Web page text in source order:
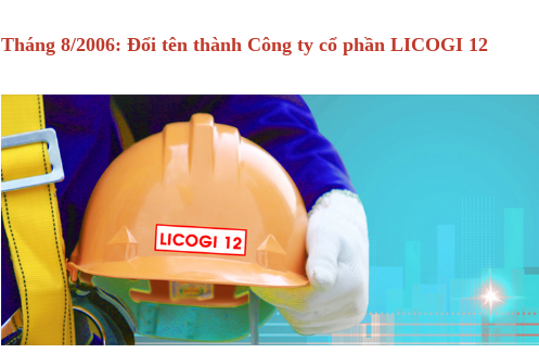
Tháng 8/2006: Đổi tên thành Công ty cổ phần LICOGI 12